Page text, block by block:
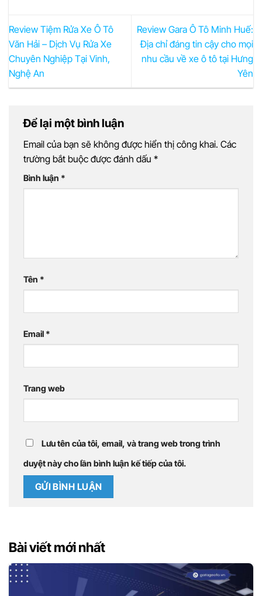
Review Tiệm Rửa Xe Ô Tô
Văn Hải – Dịch Vụ Rửa Xe
Chuyên Nghiệp Tại Vinh,
Nghệ An
Review Gara Ô Tô Minh Huế:
Địa chỉ đáng tin cậy cho mọi
nhu cầu về xe ô tô tại Hưng
Yên
Để lại một bình luận
Email của bạn sẽ không được hiển thị công khai. Các
trường bắt buộc được đánh dấu *
Bình luận *
Tên *
Email *
Trang web
Lưu tên của tôi, email, và trang web trong trình
duyệt này cho lần bình luận kế tiếp của tôi.
Bài viết mới nhất